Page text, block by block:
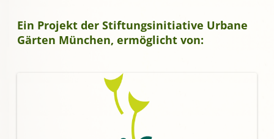
Ein Projekt der Stiftungsinitiative Urbane
Gärten München, ermöglicht von: